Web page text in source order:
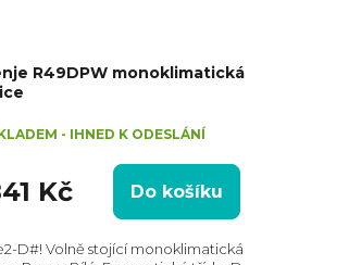
R49DPW monoklimatická
- IHNED K ODESLÁNÍ
Kč Do košíku
D#! Volně stojící monoklimatická